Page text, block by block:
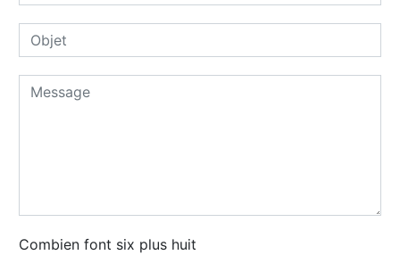
Combien font six plus huit